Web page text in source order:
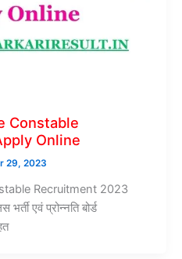
Constable
Online
29, 2023
Recruitment 2023
एवं प्रोन्नति बोर्ड